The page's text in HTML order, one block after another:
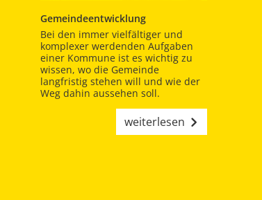
Gemeindeentwicklung
Bei den immer vielfältiger und
komplexer werdenden Aufgaben
einer Kommune ist es wichtig zu
wissen, wo die Gemeinde
langfristig stehen will und wie der
Weg dahin aussehen soll.
weiterlesen